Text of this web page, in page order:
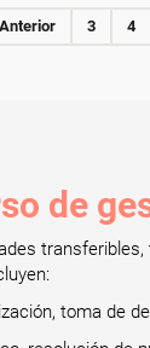
Anterior 3 4
de
toma de